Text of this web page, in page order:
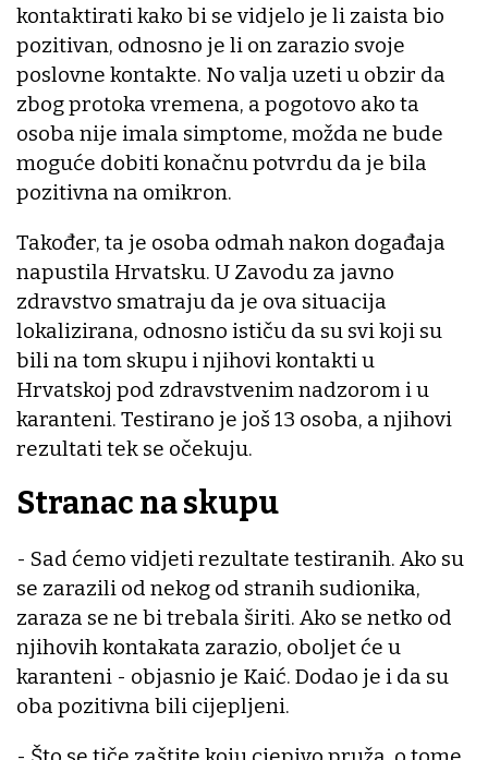
kontaktirati kako bi se vidjelo je li zaista bio
pozitivan, odnosno je li on zarazio svoje
poslovne kontakte. No valja uzeti u obzir da
zbog protoka vremena, a pogotovo ako ta
osoba nije imala simptome, možda ne bude
moguće dobiti konačnu potvrdu da je bila
pozitivna na omikron.
Također, ta je osoba odmah nakon događaja
napustila Hrvatsku. U Zavodu za javno
zdravstvo smatraju da je ova situacija
lokalizirana, odnosno ističu da su svi koji su
bili na tom skupu i njihovi kontakti u
Hrvatskoj pod zdravstvenim nadzorom i u
karanteni. Testirano je još 13 osoba, a njihovi
rezultati tek se očekuju.
Stranac na skupu
- Sad ćemo vidjeti rezultate testiranih. Ako su
se zarazili od nekog od stranih sudionika,
zaraza se ne bi trebala širiti. Ako se netko od
njihovih kontakata zarazio, oboljet će u
karanteni - objasnio je Kaić. Dodao je i da su
oba pozitivna bili cijepljeni.